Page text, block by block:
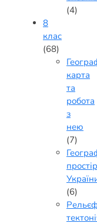
(4)
8
клас
(68)
карта
та
робота
з
нею
(7)
простір
(6)